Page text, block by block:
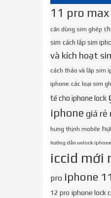
11 pro max
cần dùng sim ghép
sim cách lắp sim
và kích hoạt
cách tháo và lắp sim
iphone các loại sim
tế cho iphone lock
iphone giá rẻ
hưng thịnh mobile
hướng dẫn unlock iphone
iccid mới
pro iphone
12 pro iphone lock